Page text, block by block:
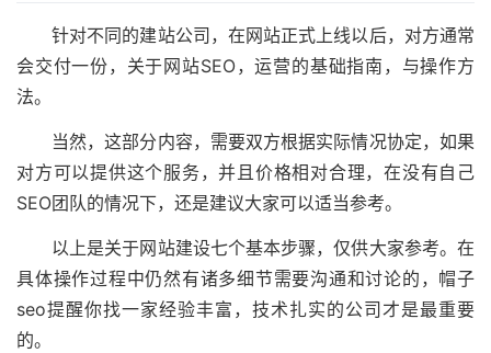
针对不同的建站公司，在网站正式上线以后，对方通常
会交付一份，关于网站SEO，运营的基础指南，与操作方
法。
当然，这部分内容，需要双方根据实际情况协定，如果
对方可以提供这个服务，并且价格相对合理，在没有自己
SEO团队的情况下，还是建议大家可以适当参考。
以上是关于网站建设七个基本步骤，仅供大家参考。在
具体操作过程中仍然有诸多细节需要沟通和讨论的，帽子
seo提醒你找一家经验丰富，技术扎实的公司才是最重要
的。